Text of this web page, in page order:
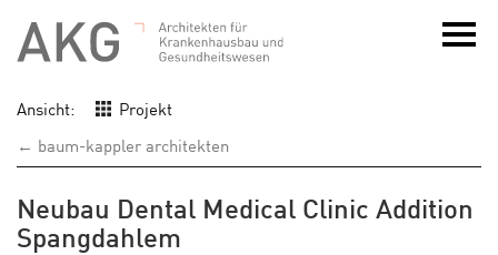
Ansicht:
Projekt
← baum-kappler architekten
Neubau Dental Medical Clinic Addition
Spangdahlem